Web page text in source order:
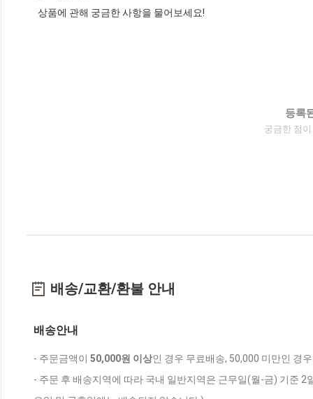
상품에 관해 궁금한 사항을 물어보세요!
등록
궁금한 점
배송/교환/환불 안내
배송안내
- 주문금액이 50,000원 이상인 경우 무료배송, 50,000 미만인 경
- 주문 후 배송지역에 따라 국내 일반지역은 근무일(월-금) 기준